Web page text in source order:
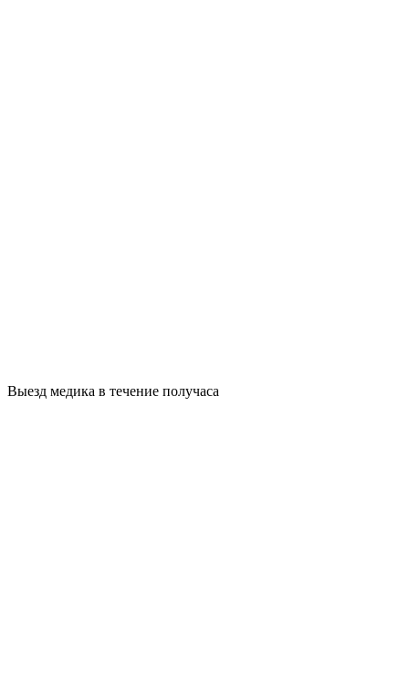
Выезд медика в течение получаса